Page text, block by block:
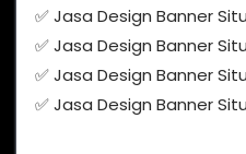
✅ Jasa Design Banner
✅ Jasa Design Banner
✅ Jasa Design Banner
✅ Jasa Design Banner